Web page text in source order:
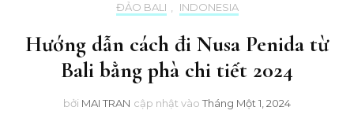
ĐẢO BALI INDONESIA
Hướng dẫn cách đi Nusa Penida từ
Bali bằng phà chi tiết 2024
bởi MAI TRAN cập nhật vào Tháng Một 1, 2024